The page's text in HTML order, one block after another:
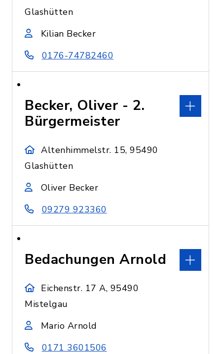
Glashütten
Kilian Becker
0176-74782460
Becker, Oliver - 2.
Bürgermeister
Altenhimmelstr. 15, 95490
Glashütten
Oliver Becker
09279 923360
Bedachungen Arnold
Eichenstr. 17 A, 95490
Mistelgau
Mario Arnold
0171 3601506